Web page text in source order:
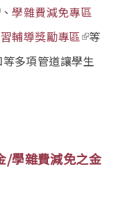
is external)
、學雜費減免專區
輔導獎勵專區(link
等
多項管道讓學生
/學雜費減免之金